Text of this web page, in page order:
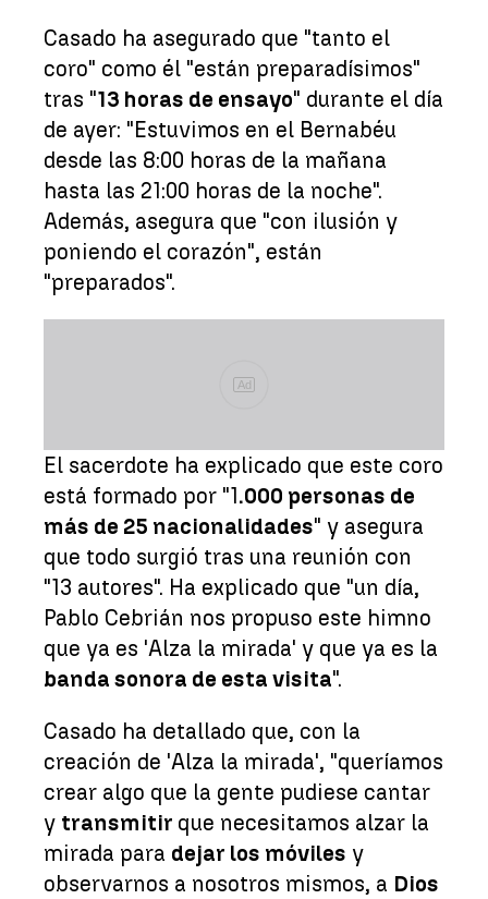
Casado ha asegurado que "tanto el
coro" como él "están preparadísimos"
tras "13 horas de ensayo" durante el día
de ayer: "Estuvimos en el Bernabéu
desde las 8:00 horas de la mañana
hasta las 21:00 horas de la noche".
Además, asegura que "con ilusión y
poniendo el corazón", están
"preparados".
Ad
El sacerdote ha explicado que este coro
está formado por "1.000 personas de
más de 25 nacionalidades" y asegura
que todo surgió tras una reunión con
"13 autores". Ha explicado que "un día,
Pablo Cebrián nos propuso este himno
que ya es 'Alza la mirada' y que ya es la
banda sonora de esta visita".
Casado ha detallado que, con la
creación de 'Alza la mirada', "queríamos
crear algo que la gente pudiese cantar
y transmitir que necesitamos alzar la
mirada para dejar los móviles y
observarnos a nosotros mismos, a Dios